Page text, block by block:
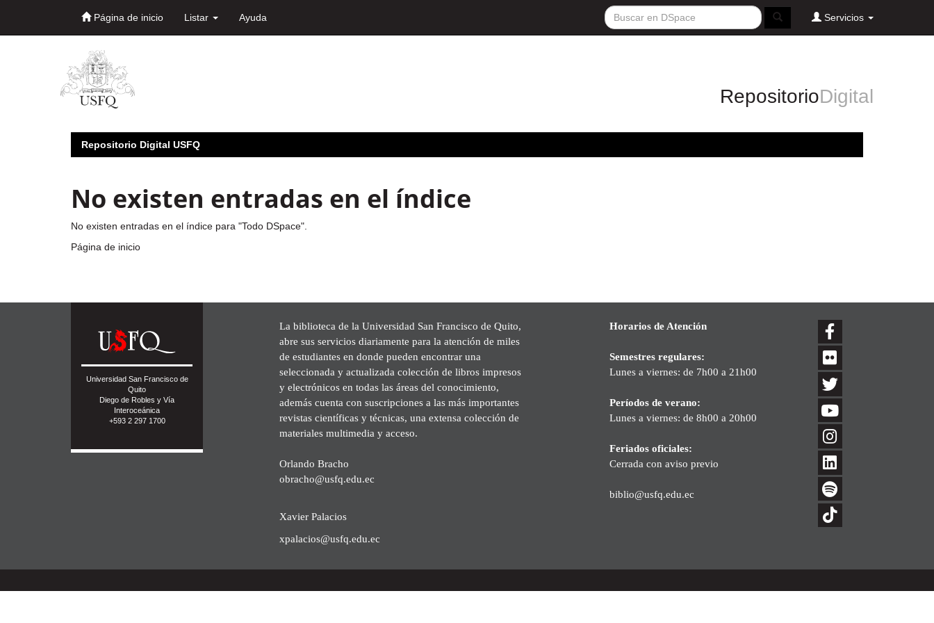
Página de inicio Listar Ayuda Servicios
RepositorioDigital
Repositorio Digital USFQ
No existen entradas en el índice
No existen entradas en el índice para "Todo DSpace".
Página de inicio
Universidad San Francisco de
Quito
Diego de Robles y Vía
Interoceánica
+593 2 297 1700
La biblioteca de la Universidad San Francisco de Quito,
abre sus servicios diariamente para la atención de miles
de estudiantes en donde pueden encontrar una
seleccionada y actualizada colección de libros impresos
y electrónicos en todas las áreas del conocimiento,
además cuenta con suscripciones a las más importantes
revistas científicas y técnicas, una extensa colección de
materiales multimedia y acceso.
Orlando Bracho
obracho@usfq.edu.ec
Xavier Palacios
xpalacios@usfq.edu.ec
Horarios de Atención
Semestres regulares:
Lunes a viernes: de 7h00 a 21h00
Períodos de verano:
Lunes a viernes: de 8h00 a 20h00
Feriados oficiales:
Cerrada con aviso previo
biblio@usfq.edu.ec